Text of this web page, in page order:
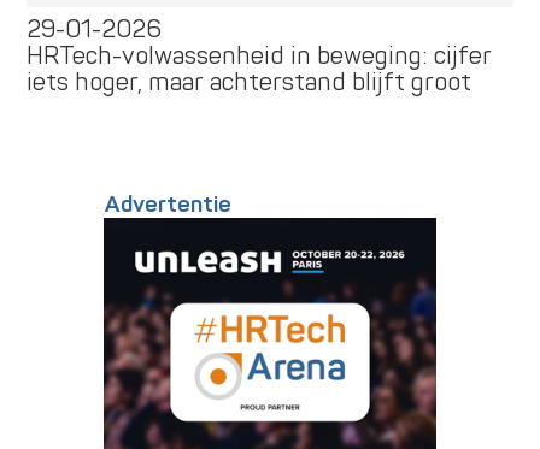
29-01-2026
HRTech-volwassenheid in beweging: cijfer
iets hoger, maar achterstand blijft groot
Advertentie